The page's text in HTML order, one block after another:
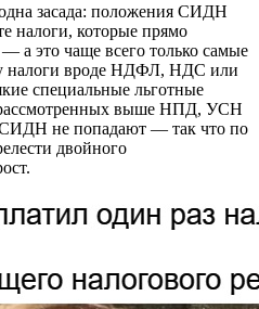
засада: положения СИДН
налоги, которые прямо
а это чаще всего только самые
налоги вроде НДФЛ, НДС или
специальные льготные
выше НПД, УСН
СИДН не попадают — так что по
двойного